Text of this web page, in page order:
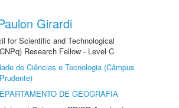
Girardi
for Scientific and Technological
Research Fellow - Level C
de Ciências e Tecnologia (Câmpus
DE GEOGRAFIA